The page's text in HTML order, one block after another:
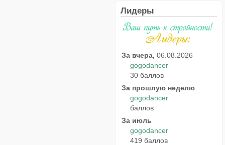
Лидеры
За вчера, 06.08.2026
gogodancer
30 баллов
За прошлую неделю
gogodancer
баллов
За июль
gogodancer
419 баллов